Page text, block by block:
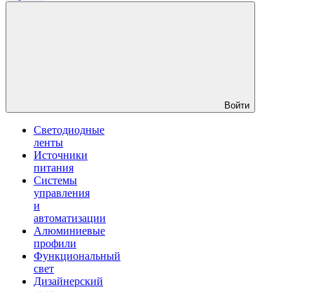
Войти
Светодиодные
ленты
Источники
питания
Системы
управления
и
автоматизации
Алюминиевые
профили
Функциональный
свет
Дизайнерский